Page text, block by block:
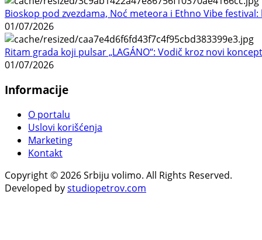
Bioskop pod zvezdama, Noć meteora i Ethno Vibe
01/07/2026
Ritam grada koji pulsar „LAGÁNO“: Vodič kroz novi
01/07/2026
Informacije
O portalu
Uslovi korišćenja
Marketing
Kontakt
Copyright © 2026 Srbiju volimo. All Rights Reserved.
Developed bystudiopetrov.com